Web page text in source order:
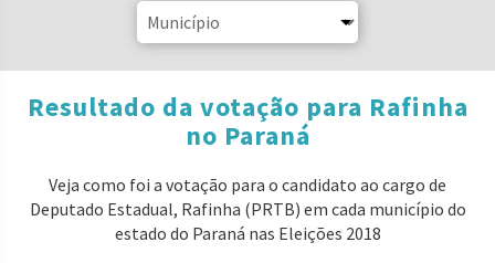
Resultado da votação para Rafinha
no Paraná
Veja como foi a votação para o candidato ao cargo de
Deputado Estadual, Rafinha (PRTB) em cada município do
estado do Paraná nas Eleições 2018